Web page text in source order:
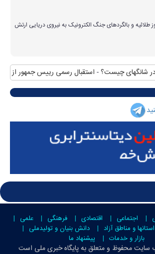
و بالگردهای جنگ الکترونیک به نیروی دریایی ارتش
شانگهای چیست؟ استقبال رسمی رییس جمهور از نخست
اجتماعی اقتصادی فرهنگی
علمی
استانها و مناطق آزاد
دانش بنیان و تولیدملی
بازار و خدمات
پیشنهاد ما
سایت محفوظ و متعلق بهپایگاه خبری ملی است